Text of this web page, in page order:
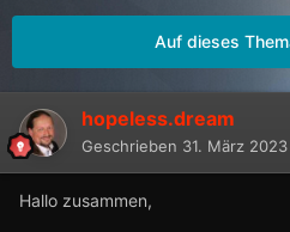
Auf dieses
hopeless.dream
Geschrieben 31. März 2023
Hallo zusammen,